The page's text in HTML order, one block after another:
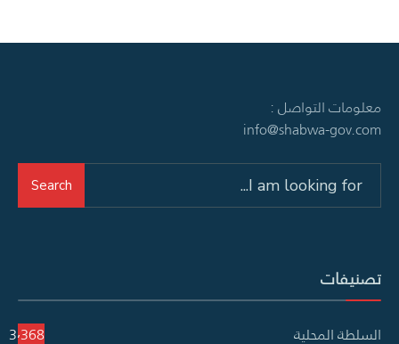
معلومات التواصل :
info@shabwa-gov.com
Search
تصنيفات
السلطة المحلية 3٬368